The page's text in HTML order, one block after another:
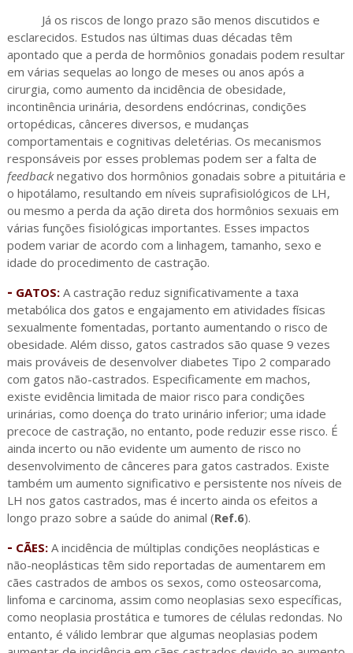
Já os riscos de longo prazo são menos discutidos e
esclarecidos. Estudos nas últimas duas décadas têm
apontado que a perda de hormônios gonadais podem resultar
em várias sequelas ao longo de meses ou anos após a
cirurgia, como aumento da incidência de obesidade,
incontinência urinária, desordens endócrinas, condições
ortopédicas, cânceres diversos, e mudanças
comportamentais e cognitivas deletérias. Os mecanismos
responsáveis por esses problemas podem ser a falta de
feedbacknegativo dos hormônios gonadais sobre a pituitária e
o hipotálamo, resultando em níveis suprafisiológicos de LH,
ou mesmo a perda da ação direta dos hormônios sexuais em
várias funções fisiológicas importantes. Esses impactos
podem variar de acordo com a linhagem, tamanho, sexo e
idade do procedimento de castração.
- GATOS:A castração reduz significativamente a taxa
metabólica dos gatos e engajamento em atividades físicas
sexualmente fomentadas, portanto aumentando o risco de
obesidade. Além disso, gatos castrados são quase 9 vezes
mais prováveis de desenvolver diabetes Tipo 2 comparado
com gatos não-castrados. Especificamente em machos,
existe evidência limitada de maior risco para condições
urinárias, como doença do trato urinário inferior; uma idade
precoce de castração, no entanto, pode reduzir esse risco. É
ainda incerto ou não evidente um aumento de risco no
desenvolvimento de cânceres para gatos castrados. Existe
também um aumento significativo e persistente nos níveis de
LH nos gatos castrados, mas é incerto ainda os efeitos a
longo prazo sobre a saúde do animal (Ref.6).
- CÃES:A incidência de múltiplas condições neoplásticas e
não-neoplásticas têm sido reportadas de aumentarem em
cães castrados de ambos os sexos, como osteosarcoma,
linfoma e carcinoma, assim como neoplasias sexo específicas,
como neoplasia prostática e tumores de células redondas. No
entanto, é válido lembrar que algumas neoplasias podem